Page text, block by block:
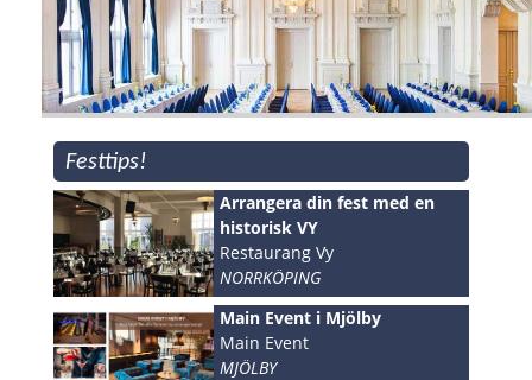
Festtips!
Arrangera din fest med en
historisk VY
Restaurang Vy
NORRKÖPING
Main Event i Mjölby
Main Event
MJÖLBY